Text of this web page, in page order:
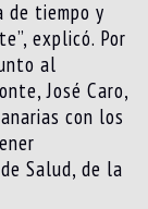
de tiempo y
explicó. Por
al
José Caro,
con los
Salud, de la